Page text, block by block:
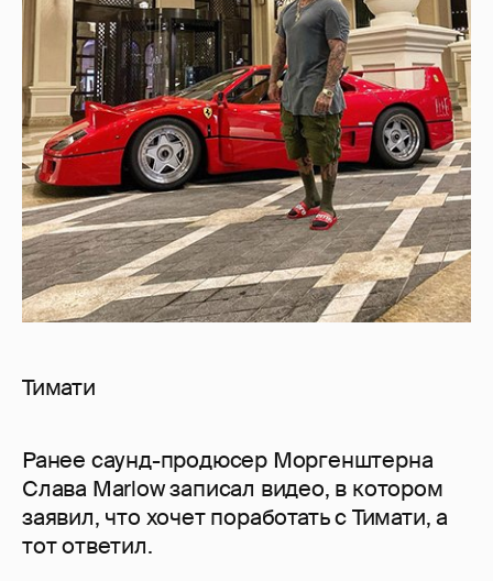
Тимати
Ранее саунд-продюсер Моргенштерна
Слава Marlow записал видео, в котором
заявил, что хочет поработать с Тимати, а
тот ответил.